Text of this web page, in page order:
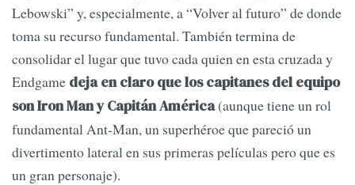
Lebowski” y, especialmente, a “Volver al futuro” de donde
toma su recurso fundamental. También termina de
consolidar el lugar que tuvo cada quien en esta cruzada y
Endgame deja en claro que los capitanes del equipo
son Iron Man y Capitán América(aunque tiene un rol
fundamental Ant-Man, un superhéroe que pareció un
divertimento lateral en sus primeras películas pero que es
un gran personaje).